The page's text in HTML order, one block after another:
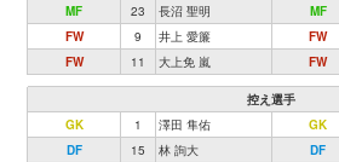
MF
23 長沼 聖明 MF
FW
9 井上 愛簾 FW
FW
11 大上免 嵐 FW
控え選手
GK
1 澤田 隼佑 GK
DF
15 林 詢大 DF